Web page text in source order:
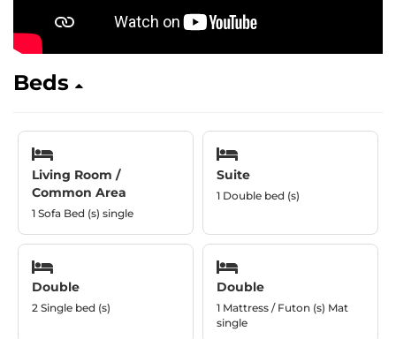
Beds
Living Room /
Common Area
1 Sofa Bed (s) single
Suite
1 Double bed (s)
Double
2 Single bed (s)
Double
1 Mattress / Futon (s) Mat
single